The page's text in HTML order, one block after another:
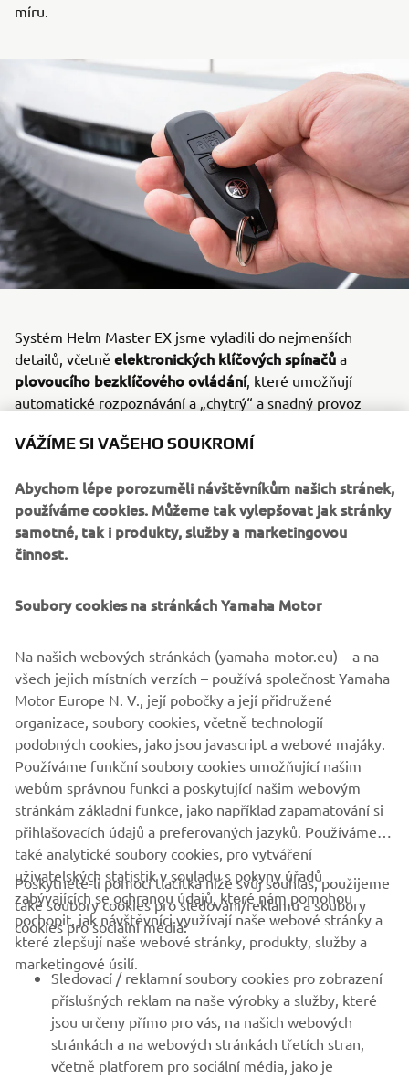
míru.
Systém Helm Master EX jsme vyladili do nejmenších
detailů, včetně elektronických klíčových spínačů a
plovoucího bezklíčového ovládání, které umožňují
automatické rozpoznávání a „chytrý“ a snadný provoz
menším provedení s tlačítky a moderním vzhledem. Nové
budete mít více místa pro svá zařízení, a elegantní design
panelů dokonale ladí s moderním provedením lodí.
Důležitá poznámka:Více informací, jako je cena
prodejce.
* Kromě XTO, kde je systém zabudován, a modelů 3.3L
F250 DEC a F350A.
** prostřednictvím kompatibilní přístrojové desky CL5.
FIREMNÍ
B2B
VÍCE YAMAHA
PODPORA
VÁŽÍME SI VAŠEHO SOUKROMÍ
Abychom lépe porozuměli návštěvníkům našich stránek,
používáme cookies. Můžeme tak vylepšovat jak stránky
samotné, tak i produkty, služby a marketingovou
činnost.
Soubory cookies na stránkách Yamaha Motor
Na našich webových stránkách (yamaha-motor.eu) – a na
všech jejich místních verzích – používá společnost Yamaha
Motor Europe N. V., její pobočky a její přidružené
organizace, soubory cookies, včetně technologií
podobných cookies, jako jsou javascript a webové majáky.
Používáme funkční soubory cookies umožňující našim
webům správnou funkci a poskytující našim webovým
stránkám základní funkce, jako například zapamatování si
přihlašovacích údajů a preferovaných jazyků. Používáme
také analytické soubory cookies, pro vytváření
uživatelských statistik v souladu s pokyny úřadů
zabývajících se ochranou údajů, které nám pomohou
pochopit, jak návštěvníci využívají naše webové stránky a
které zlepšují naše webové stránky, produkty, služby a
marketingové úsilí.
Poskytnete-li pomocí tlačítka níže svůj souhlas, použijeme
také soubory cookies pro sledování/reklamu a soubory
cookies pro sociální média:
Sledovací / reklamní soubory cookies pro zobrazení
příslušných reklam na naše výrobky a služby, které
jsou určeny přímo pro vás, na našich webových
stránkách a na webových stránkách třetích stran,
včetně platforem pro sociální média, jako je